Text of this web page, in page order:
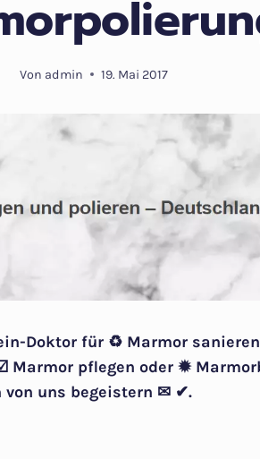
Von admin 19. Mai 2017
Doktor für ♻ Marmor
Marmor pflegen oder ✹
von uns begeistern ✉ ✔.